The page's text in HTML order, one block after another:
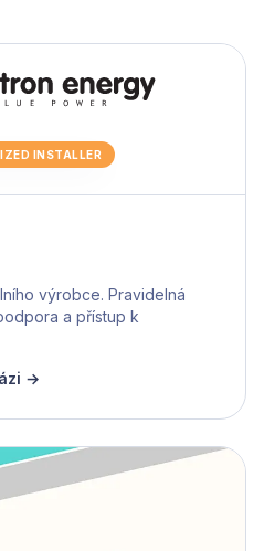
INSTALLER
výrobce. Pravidelná
a přístup k
→